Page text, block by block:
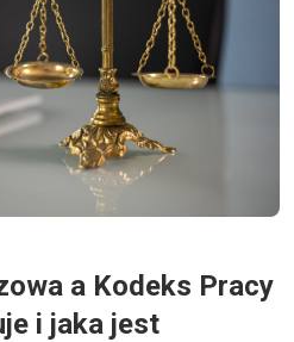
a Kodeks Pracy
i jaka jest